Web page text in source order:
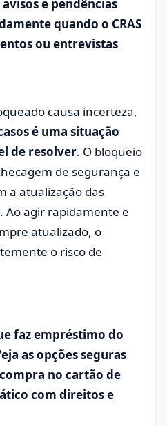
e pendências
quando o CRAS
ou entrevistas
causa incerteza,
é uma situação
de resolver. O bloqueio
de segurança e
a atualização das
Ao agir rapidamente e
atualizado, o
o risco de
faz empréstimo do
as opções seguras
no cartão de
com direitos e